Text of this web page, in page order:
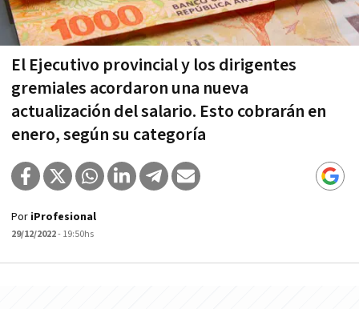
El Ejecutivo provincial y los dirigentes
gremiales acordaron una nueva
actualización del salario. Esto cobrarán en
enero, según su categoría
Por iProfesional
29/12/2022- 19:50hs